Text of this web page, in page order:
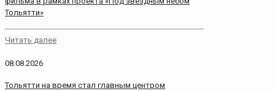
Тольятти»
Читать далее
08.08.2026
Тольятти на время стал главным центром